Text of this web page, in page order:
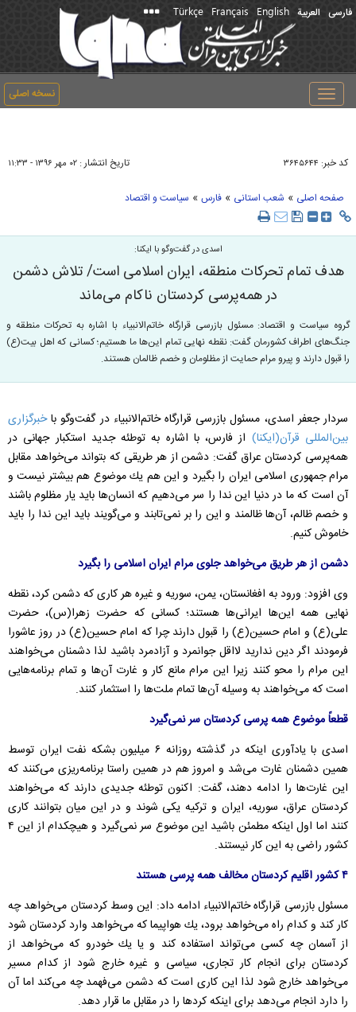
فارسی العربیة English
Français
Türkçe
نسخه اصلی
Toggle
navigation
کد خبر: ۳۶۴۵۶۴۴ تاریخ انتشار : ۰۲ مهر ۱۳۹۶ - ۱۱:۳۳
صفحه اصلی » شعب استانی » فارس » سیاست و اقتصاد
اسدی در گفت‌وگو با ايكنا:
هدف تمام تحركات منطقه، ایران اسلامی است/ تلاش دشمن
در همه‌پرسی كردستان ناكام می‌ماند
گروه سیاست و اقتصاد: مسئول بازرسی قرارگاه خاتم‌الانبیاء با اشاره به تحركات منطقه و
جنگ‌های اطراف كشورمان گفت: نقطه نهایی تمام این‌ها ما هستیم؛ كسانی كه اهل بیت(ع)
را قبول دارند و پیرو مرام حمایت از مظلومان و خصم ظالمان هستند.
سردار جعفر اسدی، مسئول بازرسی قرارگاه خاتم‌الانبیاء در گفت‌وگو باخبرگزاری
بین‌المللی قرآن(ایكنا) از فارس، با اشاره به توطئه جدید استكبار جهانی در
همه‌پرسی كردستان عراق گفت: دشمن از هر طریقی كه بتواند می‌خواهد مقابل
مرام جمهوری اسلامی ایران را بگیرد و این هم یك موضوع هم بیشتر نیست و
آن است كه ما در دنیا این ندا را سر می‌دهیم كه انسان‌ها باید یار مظلوم باشند
و خصم ظالم، آن‌ها ظالمند و این را بر نمی‌تابند و می‌گویند باید این ندا را باید
خاموش كنیم.
دشمن از هر طریق می‌خواهد جلوی مرام ایران اسلامی را بگیرد
وی افزود: ورود به افغانستان، یمن، سوریه و غیره هر كاری كه دشمن كرد، نقطه
نهایی همه این‌ها ایرانی‌ها هستند؛ كسانی كه حضرت زهرا(س)، حضرت
علی(ع) و امام حسین(ع) را قبول دارند چرا كه امام حسین(ع) در روز عاشورا
فرمودند اگر دین ندارید لااقل جوانمرد و آزادمرد باشید لذا دشمنان می‌خواهند
این مرام را محو كنند زیرا این مرام مانع كار و غارت آن‌ها و تمام برنامه‌هایی
است كه می‌خواهند به وسیله آن‌ها تمام ملت‌ها را استثمار كنند.
قطعاً موضوع همه پرسی كردستان سر نمی‌گیرد
اسدی با یادآوری اینكه در گذشته روزانه ۶ میلیون بشكه نفت ایران توسط
همین دشمنان غارت می‌شد و امروز هم در همین راستا برنامه‌ریزی می‌كنند كه
این غارت‌ها را ادامه دهند، گفت: اكنون توطئه جدیدی دارند كه می‌خواهند
كردستان عراق، سوریه،‌ ایران و تركیه یكی شوند و در این میان بتوانند كاری
كنند اما اول اینكه مطمئن باشید این موضوع سر نمی‌گیرد و هیچكدام از این ۴
كشور راضی به این كار نیستند.
۴ كشور اقلیم كردستان مخالف همه پرسی هستند
مسئول بازرسی قرارگاه خاتم‌الانبیاء ادامه داد: این وسط كردستان می‌خواهد چه
كار كند و كدام راه می‌خواهد برود، یك هواپیما كه می‌خواهد وارد كردستان شود
از آسمان چه كسی می‌تواند استفاده كند و یا یك خودرو كه می‌خواهد از
كردستان برای انجام كار تجاری، سیاسی و غیره خارج شود از كدام مسیر
می‌خواهد خارج شود لذا این كاری است كه دشمن می‌فهمد چه می‌كند اما آن
را دارد انجام می‌دهد برای اینكه كردها را در مقابل ما قرار دهد.